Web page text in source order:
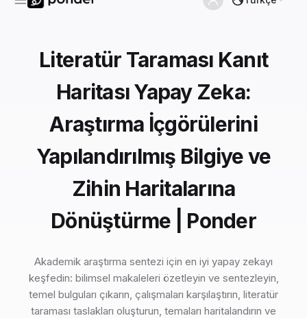
Literatür Taraması Kanıt
Haritası Yapay Zeka:
Araştırma İçgörülerini
Yapılandırılmış Bilgiye ve
Zihin Haritalarına
Dönüştürme | Ponder
Akademik araştırma sentezi için en iyi yapay zekayı
keşfedin: bilimsel makaleleri özetleyin ve sentezleyin,
temel bulguları çıkarın, çalışmaları karşılaştırın, literatür
taraması taslakları oluşturun, temaları haritalandırın ve